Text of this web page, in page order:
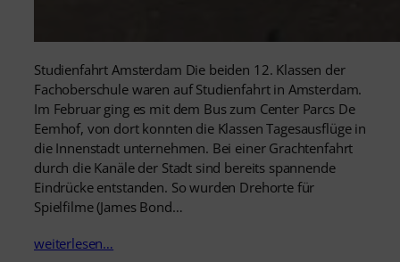
Studienfahrt Amsterdam Die beiden 12. Klassen der
Fachoberschule waren auf Studienfahrt in Amsterdam.
Im Februar ging es mit dem Bus zum Center Parcs De
Eemhof, von dort konnten die Klassen Tagesausflüge in
die Innenstadt unternehmen. Bei einer Grachtenfahrt
durch die Kanäle der Stadt sind bereits spannende
Eindrücke entstanden. So wurden Drehorte für
Spielfilme (James Bond…
weiterlesen…